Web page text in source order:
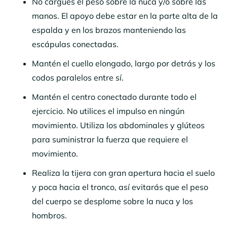
manos. El apoyo debe estar en la parte alta de la
espalda y en los brazos manteniendo las
escápulas conectadas.
Mantén el cuello elongado, largo por detrás y los
codos paralelos entre sí.
Mantén el centro conectado durante todo el
ejercicio. No utilices el impulso en ningún
movimiento. Utiliza los abdominales y glúteos
para suministrar la fuerza que requiere el
movimiento.
Realiza la tijera con gran apertura hacia el suelo
y poca hacia el tronco, así evitarás que el peso
del cuerpo se desplome sobre la nuca y los
hombros.